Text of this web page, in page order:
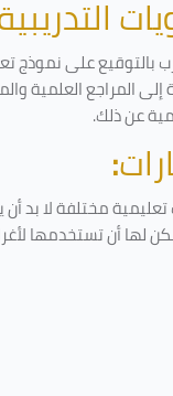
على نموذج
المراجع العلمية
عن ذلك.
:
مختلفة لا بد
لها أن تستخدمها